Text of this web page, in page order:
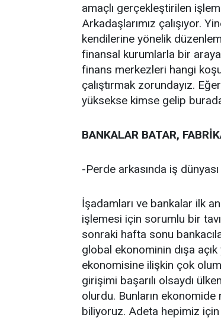
amaçlı gerçekleştirilen
Arkadaşlarımız çalışıyor.
kendilerine yönelik
finansal kurumlarla bir
finans merkezleri hangi
çalıştırmak zorundayız.
yüksekse kimse gelip
BANKALAR BATAR,
-Perde arkasında iş
İşadamları ve bankalar ilk
işlemesi için sorumlu bir
sonraki hafta sonu
global ekonominin dışa
ekonomisine ilişkin çok
girişimi başarılı olsaydı
olurdu. Bunların
biliyoruz. Adeta hepimiz için